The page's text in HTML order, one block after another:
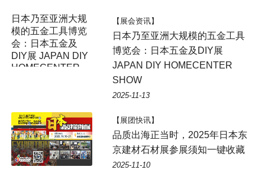
日本乃至亚洲大规
模的五金工具博览
会：日本五金及
DIY展 JAPAN DIY
HOMECENTER
【展会资讯】
日本乃至亚洲大规模的五金工具
博览会：日本五金及DIY展
JAPAN DIY HOMECENTER
SHOW
2025-11-13
【展团快讯】
品质出海正当时，2025年日本东
京建材石材展参展须知一键收藏
2025-11-10